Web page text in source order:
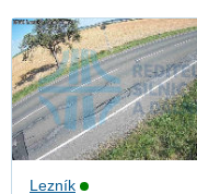
Lezník